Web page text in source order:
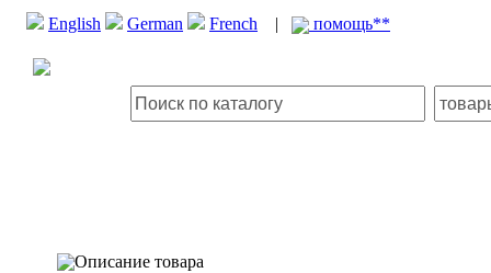
English German French | помощь**
Описание товара